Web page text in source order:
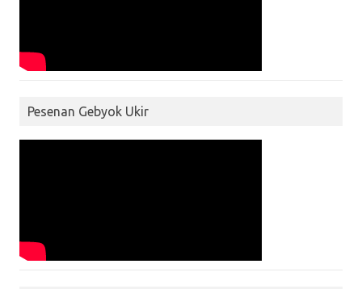
Pesenan Gebyok Ukir